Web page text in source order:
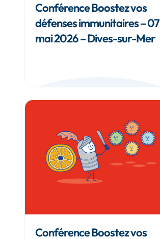
Conférence Boostez vos
défenses immunitaires – 07
mai 2026 – Dives-sur-Mer
Conférence Boostez vos